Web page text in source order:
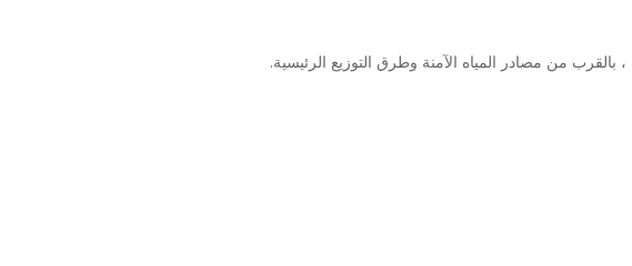
من مصادر المياه الآمنة وطرق التوزيع الرئيسية.